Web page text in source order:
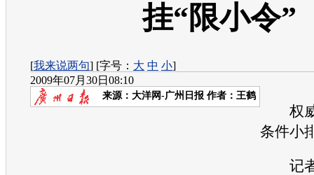
挂“限小令”
[我来说两句] [字号： 大 中 小]
2009年07月30日08:10
来源： 大洋网-广州日报 作者：王鹤
权威
条件小
记者